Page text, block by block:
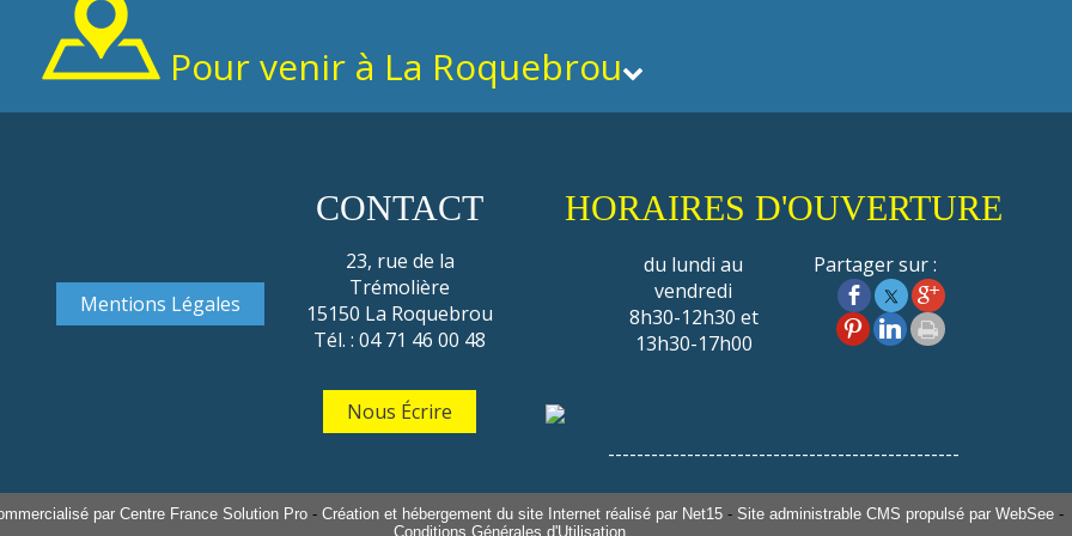
Pour venir à La Roquebrou
Mentions Légales
CONTACT
23, rue de la
Trémolière
15150 La Roquebrou
Tél. : 04 71 46 00 48
Nous Écrire
HORAIRES D'OUVERTURE
du lundi au
vendredi
8h30-12h30 et
13h30-17h00
Partager sur :
-------------------------------------------------
par Centre France Solution Pro- Création et hébergement du site Internet réalisé par Net15- Site administrable CMS propulsé par WebSee-
Conditions Générales d'Utilisation